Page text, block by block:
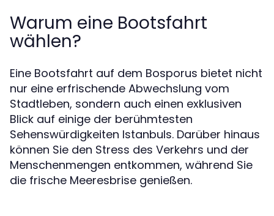
Warum eine Bootsfahrt
wählen?
Eine Bootsfahrt auf dem Bosporus bietet nicht
nur eine erfrischende Abwechslung vom
Stadtleben, sondern auch einen exklusiven
Blick auf einige der berühmtesten
Sehenswürdigkeiten Istanbuls. Darüber hinaus
können Sie den Stress des Verkehrs und der
Menschenmengen entkommen, während Sie
die frische Meeresbrise genießen.